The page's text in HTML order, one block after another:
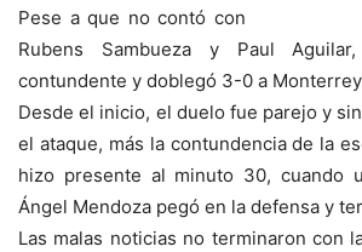
Pese a que no contó con
Rubens Sambueza y Paul
contundente y doblegó 3-0 a
Desde el inicio, el duelo fue parejo y
el ataque, más la contundencia de la
hizo presente al minuto 30, cuando
Ángel Mendoza pegó en la defensa y
Las malas noticias no terminaron con